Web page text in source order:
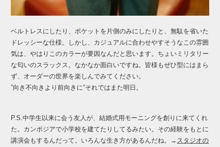
ベルトレスにしたり、ポケットを片側のみにしたりと、無駄を省いた
ドレッシーな仕様。しかし、カジュアルに合わせやすそうなこの雰囲
気は、やはりこのカラーが要因なんだと思います。ちょいミリタリー
な匂いのスラックス。なかなか面白いですね。皆様もぜひ型にはまら
ず、オーダーの世界を楽しんでみてください。
”向き不向きより前向きに”それではまた明日。
P.S.中学生以来に会う友人が、結婚式用モーニングを創りに来てくれ
た。カンボジアで小学校を建てたりしてるみたい。その経験をもとに
講演会もするんだって。いろんな生き方があるんだね。→ スタジオの